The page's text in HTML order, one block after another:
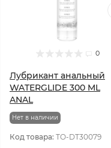
0
Лубрикант анальный
WATERGLIDE 300 ML
ANAL
Нет в наличии
Код товара: TO-DT30079